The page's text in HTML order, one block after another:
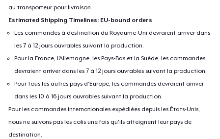
au transporteur pour livraison.
Estimated Shipping Timelines: EU-bound orders
Les commandes à destination du Royaume-Uni devraient arriver dans
les 7 à 12 jours ouvrables suivant la production.
Pour la France, l'Allemagne, les Pays-Bas et la Suède, les commandes
devraient arriver dans les 7 à 12 jours ouvrables suivant la production.
Pour tous les autres pays d'Europe, les commandes devraient arriver
dans les 10 à 16 jours ouvrables suivant la production.
Pour les commandes internationales expédiées depuis les États-Unis,
nous ne suivons pas les colis une fois qu'ils atteignent leur pays de
destination.